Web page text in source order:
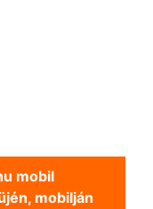
mobil
mobilján